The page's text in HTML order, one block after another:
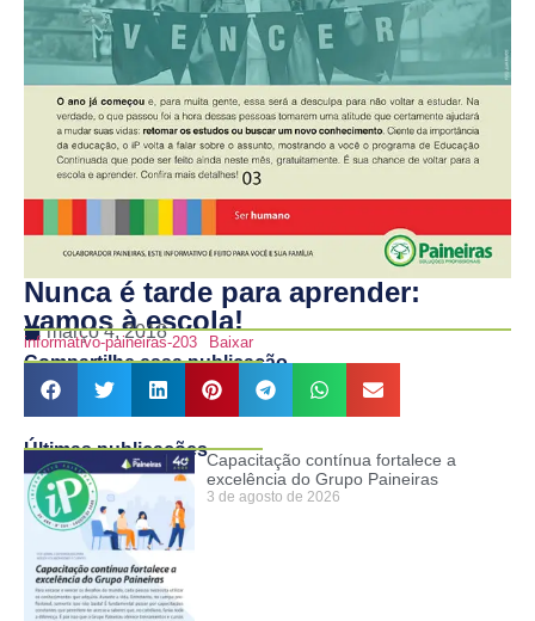
Nunca é tarde para aprender:
vamos à escola!
março 4, 2018
informativo-paineiras-203 Baixar
Compartilhe essa publicação
Últimas publicaçõesCapacitação contínua fortalece a
excelência do Grupo Paineiras
3 de agosto de 2026